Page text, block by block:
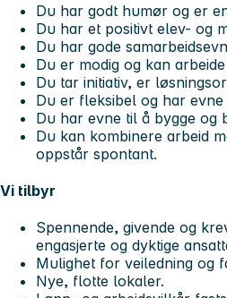
Du har godt humør og er
Du har et positivt elev- og
Du har gode
Du er modig og kan
Du tar initiativ, er
Du er fleksibel og har
Du har evne til å bygge og
Du kan kombinere arbeid
oppstår spontant.
Vi tilbyr
Spennende, givende og
engasjerte og dyktige
Mulighet for veiledning og
Nye, flotte lokaler.